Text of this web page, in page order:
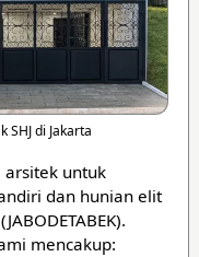
di Jakarta
arsitek untuk
dan hunian elit
mencakup: